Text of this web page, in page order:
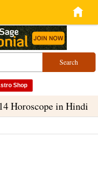
Search
Shop
Horoscope in Hindi